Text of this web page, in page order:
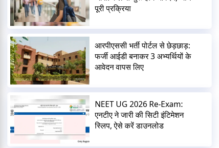
पूरी प्रक्रिया
आरपीएससी भर्ती पोर्टल से छेड़छाड़:
फर्जी आईडी बनाकर 3 अभ्यर्थियों के
आवेदन वापस लिए
NEET UG 2026 Re-Exam:
एनटीए ने जारी की सिटी इंटिमेशन
स्लिप, ऐसे करें डाउनलोड